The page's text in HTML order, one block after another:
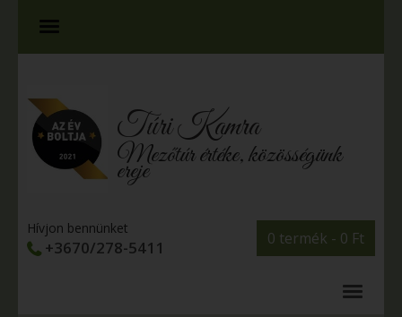
Túri Kamra
Mezőtúr értéke, közösségünk
ereje
0 termék - 0 Ft
Hívjon bennünket
+3670/278-5411